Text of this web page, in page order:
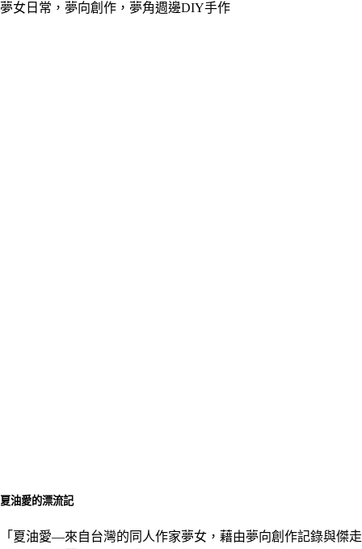
夢女日常，夢向創作，夢角週邊DIY手作
夏油愛的漂流記
「夏油愛––來自台灣的同人作家夢女，藉由夢向創作記錄與傑走